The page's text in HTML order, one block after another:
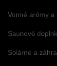
Vonné arómy a
Saunové
Solárne a